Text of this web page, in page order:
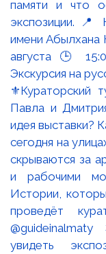
⚜️Кураторский
Павла и
идея выставки?
сегодня на
скрываются за
и рабочими
Истории,
проведёт
увидеть